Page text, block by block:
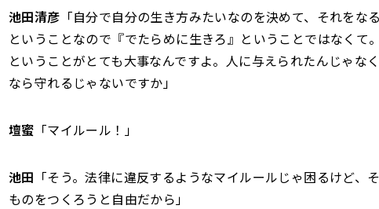
池田清彦 「自分で自分の生き方みたいなのを決めて、それをな
ということなので『でたらめに生きろ』ということではなくて
ということがとても大事なんですよ。人に与えられたんじゃな
なら守れるじゃないですか」
壇蜜 「マイルール！」
池田 「そう。法律に違反するようなマイルールじゃ困るけど、
ものをつくろうと自由だから」